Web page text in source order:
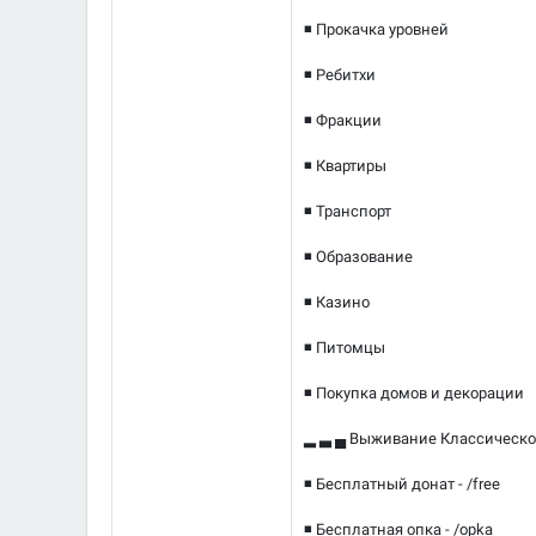
◾ Прокачка уровней
◾ Ребитхи
◾ Фракции
◾ Квартиры
◾ Транспорт
◾ Образование
◾ Казино
◾ Питомцы
◾ Покупка домов и декорации
▂ ▃ ▄ Выживание
◾ Бесплатный донат - /free
◾ Бесплатная опка - /opka